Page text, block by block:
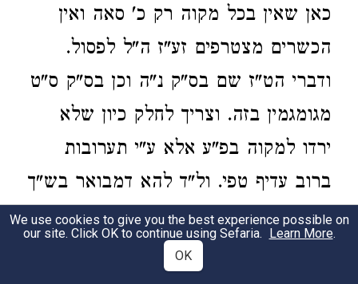
כאן שאין בכל מקוה רק כ' סאה ואין
הכשרים מצטרפים זע"ז ה"ל לפסול.
ודברי הט"ז שם בס"ק נ"ה וכן בס"ק ס"ט
מגומגמין בזה. וצריך לחלק כיון שלא
ירדו למקוה בפ"ע אלא ע"י תערובות
ברוב עדיף טפי. ול"ד להא דמבואר בש"ך
שם. דהתם כבר נקרא שם פסול עליהן
בראשונה. ובזה א"ש מה שהצריכו
We use cookies to give you the best experience possible on
our site. Click OK to continue using Sefaria. Learn More.
OK